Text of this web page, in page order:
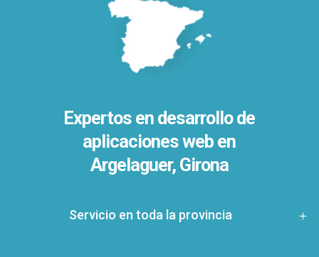
Expertos en desarrollo de
aplicaciones web en
Argelaguer, Girona
Servicio en toda la provincia